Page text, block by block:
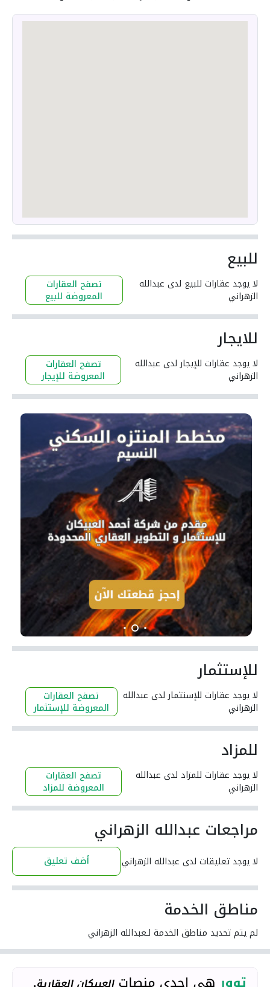
للبيع
لا يوجد عقارات للبيع لدى عبدالله
الزهراني
تصفح العقارات
المعروضة للبيع
للايجار
لا يوجد عقارات للإيجار لدى عبدالله
الزهراني
تصفح العقارات
المعروضة للإيجار
للإستثمار
لا يوجد عقارات للإستثمار لدى عبدالله
الزهراني
تصفح العقارات
المعروضة للإستثمار
للمزاد
لا يوجد عقارات للمزاد لدى عبدالله
الزهراني
تصفح العقارات
المعروضة للمزاد
مراجعات عبدالله الزهراني
لا يوجد تعليقات لدى عبدالله الزهراني أضف تعليق
مناطق الخدمة
لم يتم تحديد مناطق الخدمة لـعبدالله الزهراني